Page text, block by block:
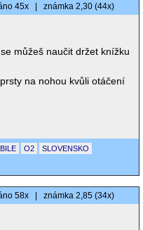
45x známka 2,30 (44x)
můžeš naučit držet knížku
na nohou kvůli otáčení
O2 SLOVENSKO
58x známka 2,85 (34x)